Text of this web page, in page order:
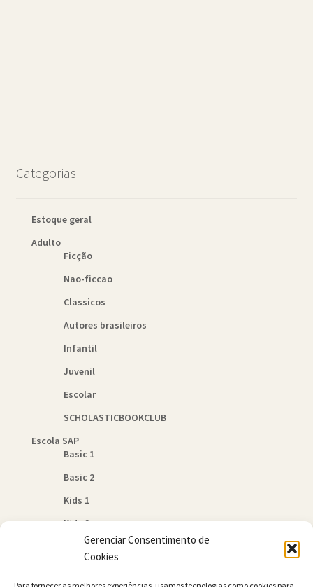
Gerenciar Consentimento de
Cookies
Categorias
Estoque geral
Adulto
Ficção
Nao-ficcao
Classicos
Autores brasileiros
Infantil
Juvenil
Escolar
SCHOLASTICBOOKCLUB
Escola SAP
Basic 1
Basic 2
Kids 1
Kids 2
Quem Somos